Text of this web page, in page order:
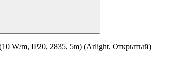
W/m, IP20, 2835, 5m) (Arlight, Открытый)